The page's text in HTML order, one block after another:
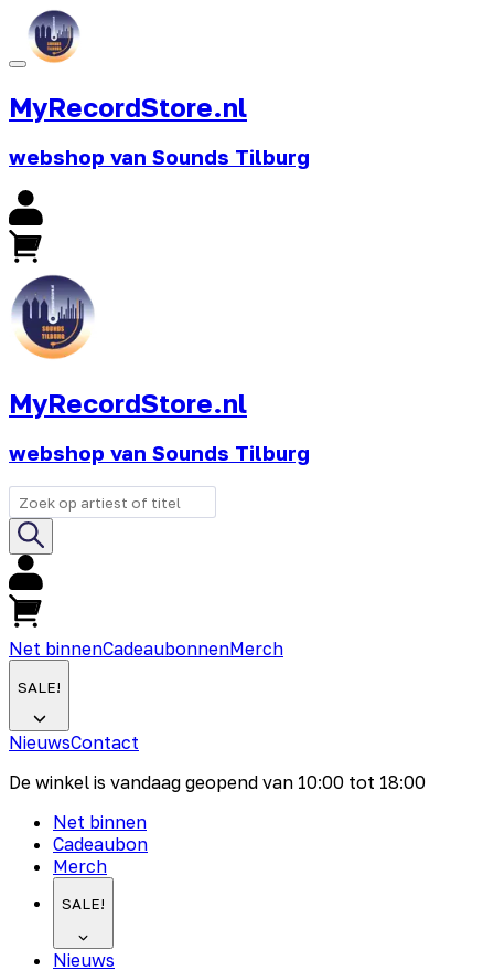
MyRecordStore.nl
webshop van Sounds Tilburg
MyRecordStore.nl
webshop van Sounds Tilburg
Net binnenCadeaubonnenMerch
SALE!
NieuwsContact
De winkel is vandaag geopend van 10:00 tot 18:00
Net binnen
Cadeaubon
Merch
SALE!
Nieuws